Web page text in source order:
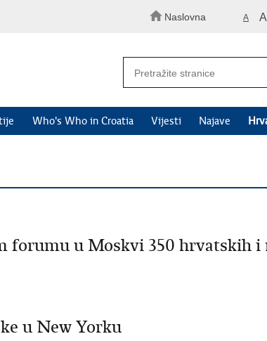
Naslovna A A
Who's Who in Croatia Vijesti Najave
forumu u Moskvi 350 hrvatskih i
u New Yorku